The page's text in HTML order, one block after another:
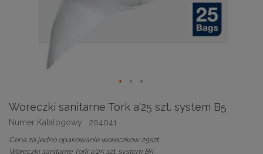
Woreczki sanitarne Tork a'25 szt. system B5
Numer Katalogowy: 204041
Cena za jedno opakowanie woreczków 25szt.
Woreczki sanitarne Tork a'25 szt. system B5.